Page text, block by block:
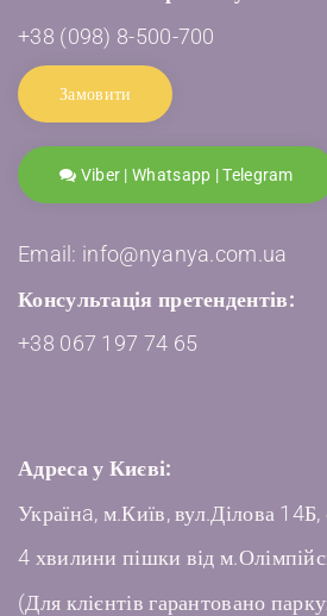
+38 (098) 8-500-700
Замовити
Viber | Whatsapp | Telegram
Email: info@nyanya.com.ua
Консультація претендентів:
+38 067 197 74 65
Адреса у Києві:
Українa, м.Київ, вул.Ділова
4 хвилини пішки від
(Для клієнтів гарантовано